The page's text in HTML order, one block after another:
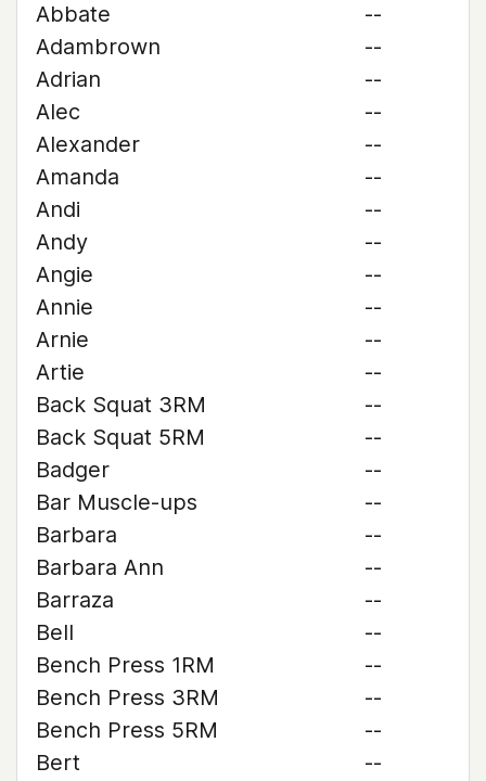
Abbate
--
Adambrown
--
Adrian
--
Alec
--
Alexander
--
Amanda
--
Andi
--
Andy
--
Angie
--
Annie
--
Arnie
--
Artie
--
Back Squat 3RM
--
Back Squat 5RM
--
Badger
--
Bar Muscle-ups
--
Barbara
--
Barbara Ann
--
Barraza
--
Bell
--
Bench Press 1RM
--
Bench Press 3RM
--
Bench Press 5RM
--
Bert
--